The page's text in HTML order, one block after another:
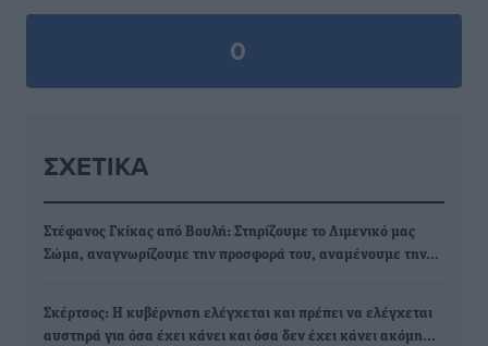
0
ΣΧΕΤΙΚΆ
Στέφανος Γκίκας από Βουλή: Στηρίζουμε το Λιμενικό μας
Σώμα, αναγνωρίζουμε την προσφορά του, αναμένουμε την…
Σκέρτσος: Η κυβέρνηση ελέγχεται και πρέπει να ελέγχεται
αυστηρά για όσα έχει κάνει και όσα δεν έχει κάνει ακόμη…